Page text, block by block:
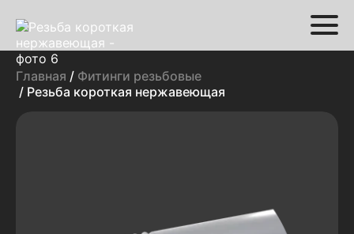
Главная / Фитинги резьбовые
/ Резьба короткая нержавеющая